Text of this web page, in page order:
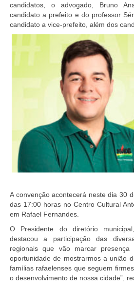
candidatos, o advogado, Bruno
candidato a prefeito e do professor
candidato a vice-prefeito, além dos
A convenção acontecerá neste dia 30
das 17:00 horas no Centro Cultural
em Rafael Fernandes.
O Presidente do diretório
destacou a participação das
regionais que vão marcar
oportunidade de mostrarmos a união
famílias rafaelenses que seguem
o desenvolvimento de nossa cidade”,